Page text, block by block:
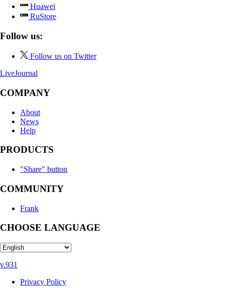
Huawei
RuStore
Follow us:
Follow us on Twitter
LiveJournal
COMPANY
About
News
Help
PRODUCTS
"Share" button
COMMUNITY
Frank
CHOOSE LANGUAGE
v.931
Privacy Policy